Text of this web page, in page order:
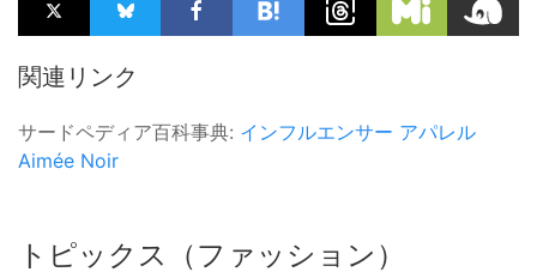
関連リンク
サードペディア百科事典: インフルエンサー アパレル
Aimée Noir
トピックス（ファッション）